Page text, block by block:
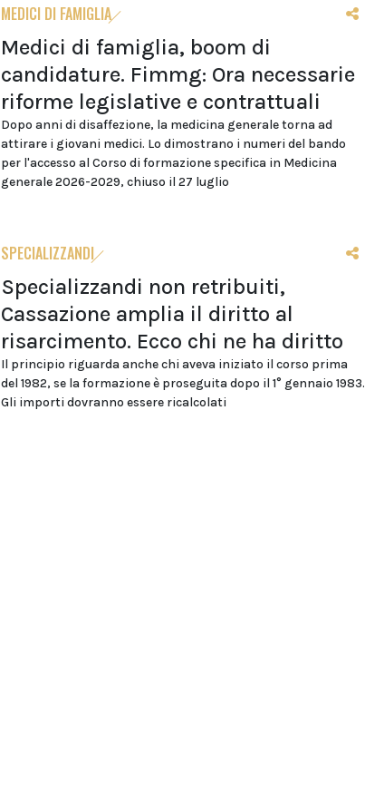
MEDICI DI FAMIGLIA
Medici di famiglia, boom di
candidature. Fimmg: Ora necessarie
riforme legislative e contrattuali
Dopo anni di disaffezione, la medicina generale torna ad
attirare i giovani medici. Lo dimostrano i numeri del bando
per l'accesso al Corso di formazione specifica in Medicina
generale 2026-2029, chiuso il 27 luglio
SPECIALIZZANDI
Specializzandi non retribuiti,
Cassazione amplia il diritto al
risarcimento. Ecco chi ne ha diritto
Il principio riguarda anche chi aveva iniziato il corso prima
del 1982, se la formazione è proseguita dopo il 1° gennaio 1983.
Gli importi dovranno essere ricalcolati